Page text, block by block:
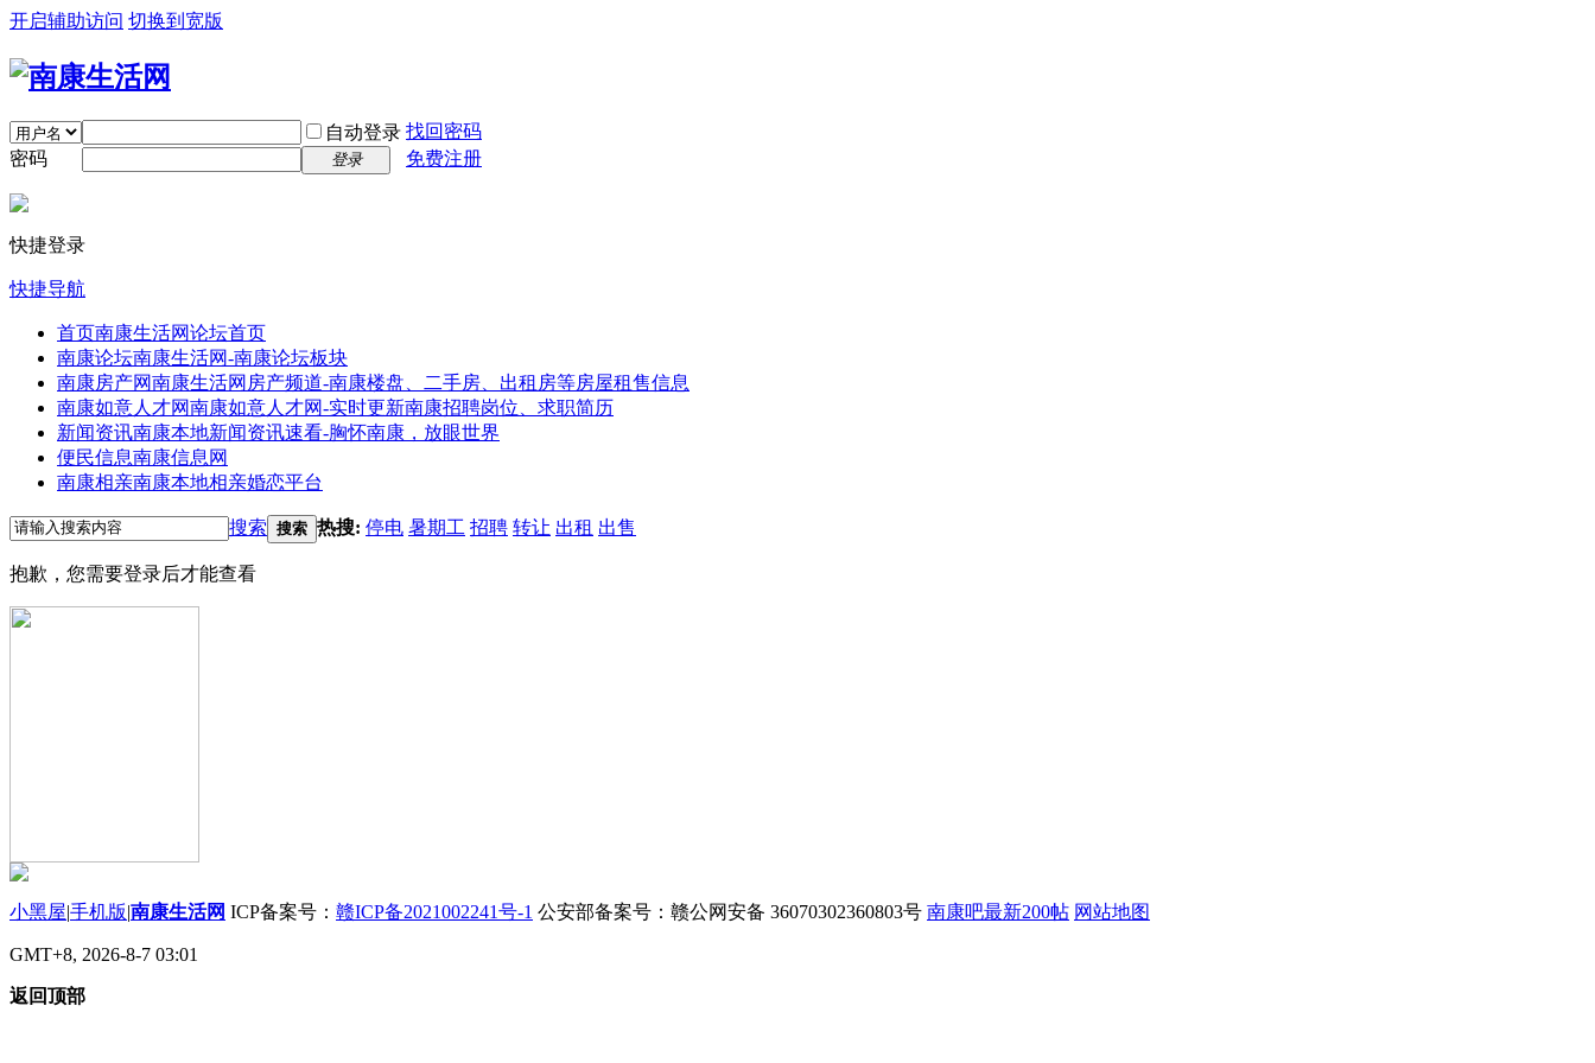
开启辅助访问 切换到宽版
自动登录 找回密码
密码
登录 免费注册
快捷登录
快捷导航
首页南康生活网论坛首页
南康论坛南康生活网-南康论坛板块
南康房产网南康生活网房产频道-南康楼盘、二手房、出租房等房屋租售信息
南康如意人才网南康如意人才网-实时更新南康招聘岗位、求职简历
新闻资讯南康本地新闻资讯速看-胸怀南康，放眼世界
便民信息南康信息网
南康相亲南康本地相亲婚恋平台
搜索 搜索 热搜: 停电 暑期工 招聘 转让 出租 出售
抱歉，您需要登录后才能查看
小黑屋|手机版|南康生活网 ICP备案号： 赣ICP备2021002241号-1 公安部备案号：赣公网安备 36070302360803号 南康吧最新200帖 网站地图
GMT+8, 2026-8-7 03:01
返回顶部